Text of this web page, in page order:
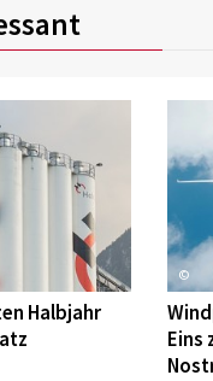
Halbjahr
©
Eins